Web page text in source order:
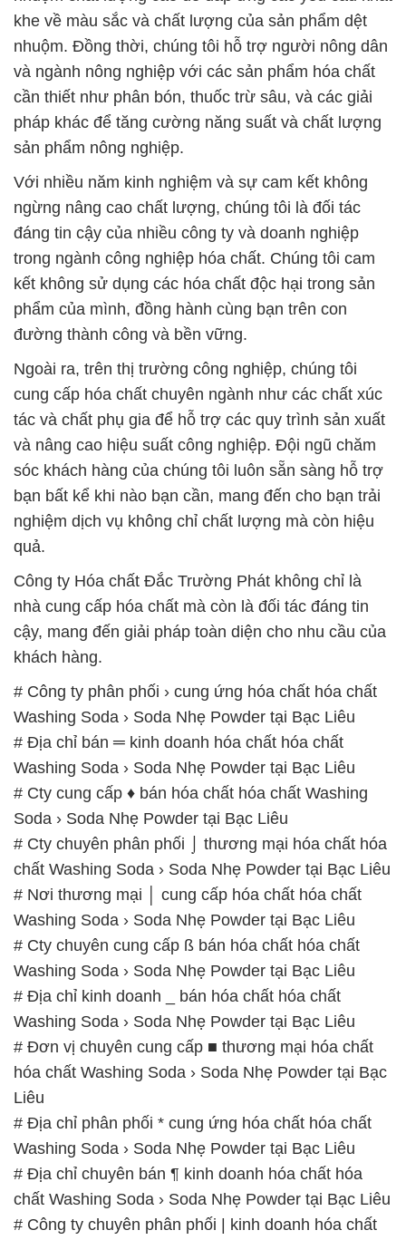
pháp khác để tăng cường năng suất và chất lượng
sản phẩm nông nghiệp.
Với nhiều năm kinh nghiệm và sự cam kết không
ngừng nâng cao chất lượng, chúng tôi là đối tác
đáng tin cậy của nhiều công ty và doanh nghiệp
trong ngành công nghiệp hóa chất. Chúng tôi cam
kết không sử dụng các hóa chất độc hại trong sản
phẩm của mình, đồng hành cùng bạn trên con
đường thành công và bền vững.
Ngoài ra, trên thị trường công nghiệp, chúng tôi
cung cấp hóa chất chuyên ngành như các chất xúc
tác và chất phụ gia để hỗ trợ các quy trình sản xuất
và nâng cao hiệu suất công nghiệp. Đội ngũ chăm
sóc khách hàng của chúng tôi luôn sẵn sàng hỗ trợ
bạn bất kể khi nào bạn cần, mang đến cho bạn trải
nghiệm dịch vụ không chỉ chất lượng mà còn hiệu
quả.
Công ty Hóa chất Đắc Trường Phát không chỉ là
nhà cung cấp hóa chất mà còn là đối tác đáng tin
cậy, mang đến giải pháp toàn diện cho nhu cầu của
khách hàng.
# Công ty phân phối › cung ứng hóa chất hóa chất
Washing Soda › Soda Nhẹ Powder tại Bạc Liêu
# Địa chỉ bán ═ kinh doanh hóa chất hóa chất
Washing Soda › Soda Nhẹ Powder tại Bạc Liêu
# Cty cung cấp ♦ bán hóa chất hóa chất Washing
Soda › Soda Nhẹ Powder tại Bạc Liêu
# Cty chuyên phân phối ⌡ thương mại hóa chất hóa
chất Washing Soda › Soda Nhẹ Powder tại Bạc Liêu
# Nơi thương mại │ cung cấp hóa chất hóa chất
Washing Soda › Soda Nhẹ Powder tại Bạc Liêu
# Cty chuyên cung cấp ß bán hóa chất hóa chất
Washing Soda › Soda Nhẹ Powder tại Bạc Liêu
# Địa chỉ kinh doanh _ bán hóa chất hóa chất
Washing Soda › Soda Nhẹ Powder tại Bạc Liêu
# Đơn vị chuyên cung cấp ■ thương mại hóa chất
hóa chất Washing Soda › Soda Nhẹ Powder tại Bạc
Liêu
# Địa chỉ phân phối * cung ứng hóa chất hóa chất
Washing Soda › Soda Nhẹ Powder tại Bạc Liêu
# Địa chỉ chuyên bán ¶ kinh doanh hóa chất hóa
chất Washing Soda › Soda Nhẹ Powder tại Bạc Liêu
# Công ty chuyên phân phối | kinh doanh hóa chất
hóa chất Washing Soda › Soda Nhẹ Powder tại Bạc
Liêu
📞PHÒNG KINH DOANH – CÔNG TY HÓA CHẤT